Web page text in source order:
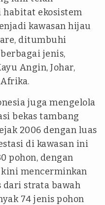
ekosistem
kawasan hijau
ditumbuhi
jenis,
Angin, Johar,
juga mengelola
bekas tambang
2006 dengan luas
di kawasan ini
pohon, dengan
mencerminkan
dari strata bawah
74 jenis pohon